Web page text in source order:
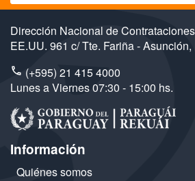
Dirección Nacional de
EE.UU. 961 c/ Tte. Fariña -
(+595) 21 415 4000
Lunes a Viernes 07:30 - 15:00 hs.
Información
Quiénes somos